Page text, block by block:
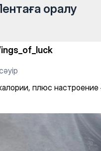
оралу
плюс